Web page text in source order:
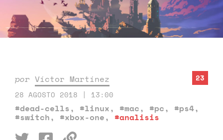
por Víctor Martínez
28 AGOSTO 2018 | 13:00
#dead-cells, #linux, #mac, #pc, #ps4,
#switch, #xbox-one, #analisis
23